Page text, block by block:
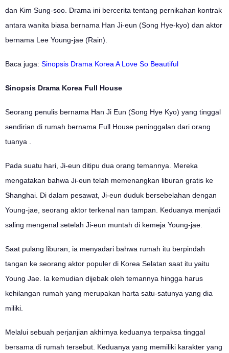
dan Kim Sung-soo. Drama ini bercerita tentang pernikahan kontrak
antara wanita biasa bernama Han Ji-eun (Song Hye-kyo) dan aktor
bernama Lee Young-jae (Rain).
Baca juga: Sinopsis Drama Korea A Love So Beautiful
Sinopsis Drama Korea Full House
Seorang penulis bernama Han Ji Eun (Song Hye Kyo) yang tinggal
sendirian di rumah bernama Full House peninggalan dari orang
tuanya .
Pada suatu hari, Ji-eun ditipu dua orang temannya. Mereka
mengatakan bahwa Ji-eun telah memenangkan liburan gratis ke
Shanghai. Di dalam pesawat, Ji-eun duduk bersebelahan dengan
Young-jae, seorang aktor terkenal nan tampan. Keduanya menjadi
saling mengenal setelah Ji-eun muntah di kemeja Young-jae.
Saat pulang liburan, ia menyadari bahwa rumah itu berpindah
tangan ke seorang aktor populer di Korea Selatan saat itu yaitu
Young Jae. Ia kemudian dijebak oleh temannya hingga harus
kehilangan rumah yang merupakan harta satu-satunya yang dia
miliki.
Melalui sebuah perjanjian akhirnya keduanya terpaksa tinggal
bersama di rumah tersebut. Keduanya yang memiliki karakter yang